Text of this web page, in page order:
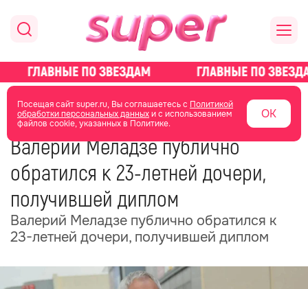
Посещая сайт super.ru, Вы соглашаетесь с Политикой
обработки персональных данныхи с использованием
файлов cookie, указанных в Политике.
ОК
главная новости о звездах новости
01 июля 08:16
Валерий Меладзе публично
обратился к 23-летней дочери,
получившей диплом
Валерий Меладзе публично обратился к
23-летней дочери, получившей диплом